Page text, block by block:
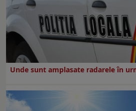
Unde sunt amplasate radarele în